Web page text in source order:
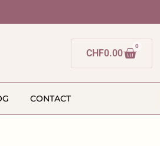
CHF0.00
0
CONTACT